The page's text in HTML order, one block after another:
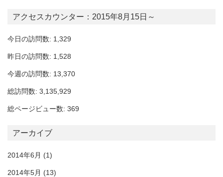
アクセスカウンター：2015年8月15日～
今日の訪問数: 1,329
昨日の訪問数: 1,528
今週の訪問数: 13,370
総訪問数: 3,135,929
総ページビュー数: 369
アーカイブ
2014年6月 (1)
2014年5月 (13)